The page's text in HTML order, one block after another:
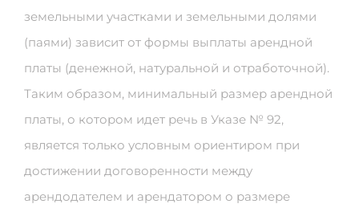
земельными участками и земельными долями
(паями) зависит от формы выплаты арендной
платы (денежной, натуральной и отработочной).
Таким образом, минимальный размер арендной
платы, о котором идет речь в Указе № 92,
является только условным ориентиром при
достижении договоренности между
арендодателем и арендатором о размере